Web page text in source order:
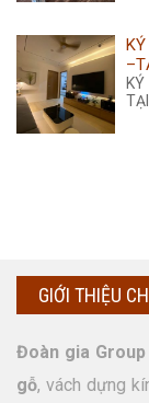
GIỚI THIỆU
Đoàn gia Group
gỗ, vách dựng